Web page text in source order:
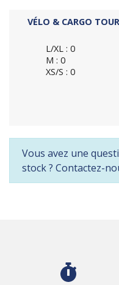
VÉLO & CARGO
L/XL : 0
M : 0
XS/S : 0
Vous avez une
stock ? Contactez-